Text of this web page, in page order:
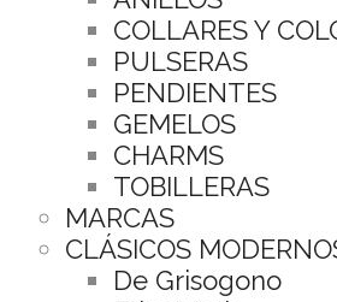
COLLARES Y
PULSERAS
PENDIENTES
GEMELOS
CHARMS
TOBILLERAS
MARCAS
CLÁSICOS
De Grisogono